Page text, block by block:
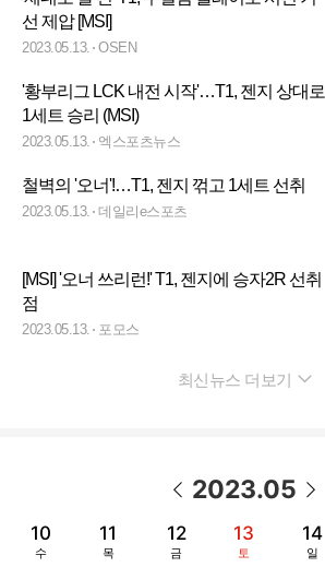
선 제압 [MSI]
2023.05.13. OSEN
'황부리그 LCK 내전 시작'…T1, 젠지 상대로
1세트 승리 (MSI)
2023.05.13. 엑스포츠뉴스
철벽의 '오너'!…T1, 젠지 꺾고 1세트 선취
2023.05.13. 데일리e스포츠
[MSI] '오너 쓰리런!' T1, 젠지에 승자2R 선취
점
2023.05.13. 포모스
최신뉴스 더보기
2023.05
10
수
11
목
12
금
13
토
14
일